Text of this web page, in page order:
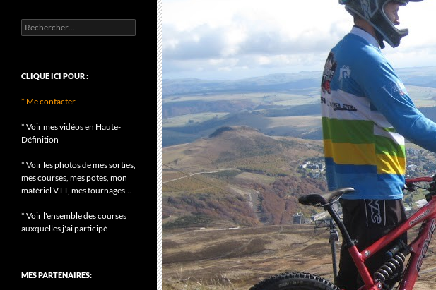
Rechercher :
CLIQUE ICI POUR :
* Me contacter
* Voir mes vidéos en Haute-
Définition
* Voir les photos de mes sorties,
mes courses, mes potes, mon
matériel VTT, mes tournages...
* Voir l'ensemble des courses
auxquelles j'ai participé
MES PARTENAIRES: